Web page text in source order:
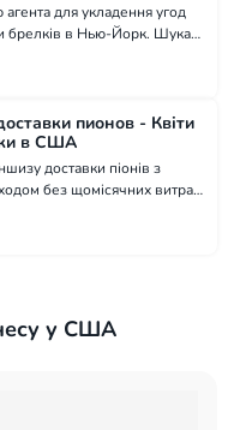
для укладення угод
брелків в Нью-Йорк. Шукаю
брелків із
пионов - Квіти
в США
доставки піонів з
без щомісячних витрат
в інших містах.
у США